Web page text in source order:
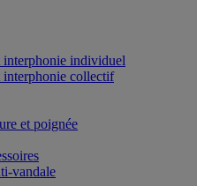
individuel
interphonie collectif
et poignée
vandale